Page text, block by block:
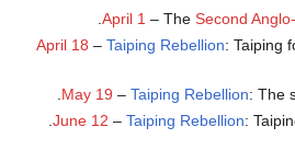
April 1 – The Second
April 18 – Taiping Rebellion: Taiping
May 19 – Taiping Rebellion: The
June 12 – Taiping Rebellion: